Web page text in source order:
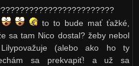
to to bude mať ťažké,
sa tam Nico dostal? žeby nebol
(alebo ako ho ty
sa prekvapiť! a už sa